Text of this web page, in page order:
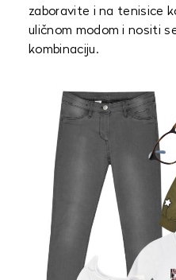
zaboravite i na tenisice
uličnom modom i nositi
kombinaciju.